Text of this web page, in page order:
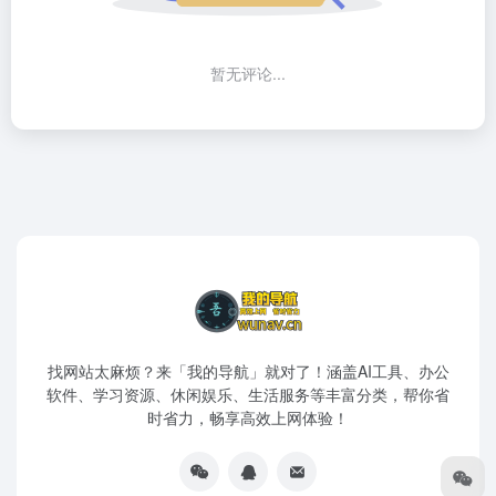
暂无评论...
找网站太麻烦？来「我的导航」就对了！涵盖AI工具、办公
软件、学习资源、休闲娱乐、生活服务等丰富分类，帮你省
时省力，畅享高效上网体验！